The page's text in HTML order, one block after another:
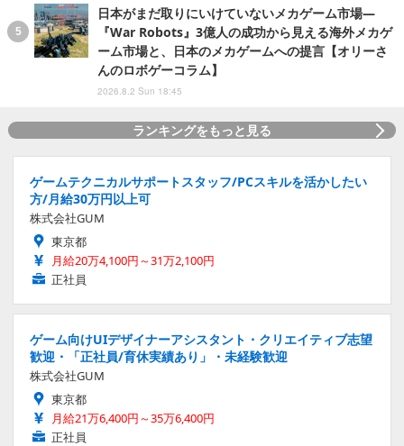
日本がまだ取りにいけていないメカゲーム市場―
『War Robots』3億人の成功から見える海外メカゲ
ーム市場と、日本のメカゲームへの提言【オリーさ
んのロボゲーコラム】
2026.8.2 Sun 18:45
ランキングをもっと見る
ゲームテクニカルサポートスタッフ/PCスキルを活かしたい
方/月給30万円以上可
株式会社GUM
東京都
月給20万4,100円～31万2,100円
正社員
ゲーム向けUIデザイナーアシスタント・クリエイティブ志望
歓迎・「正社員/育休実績あり」・未経験歓迎
株式会社GUM
東京都
月給21万6,400円～35万6,400円
正社員